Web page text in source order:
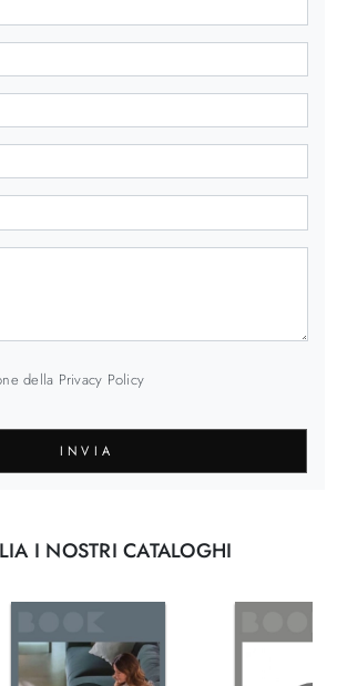
della Privacy Policy
INVIA
I NOSTRI CATALOGHI